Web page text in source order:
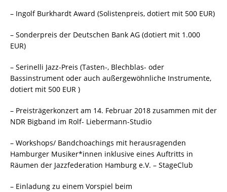
– Ingolf Burkhardt Award (Solistenpreis, dotiert mit 500 EUR)
– Sonderpreis der Deutschen Bank AG (dotiert mit 1.000
EUR)
– Serinelli Jazz-Preis (Tasten-, Blechblas- oder
Bassinstrument oder auch außergewöhnliche Instrumente,
dotiert mit 500 EUR )
– Preisträgerkonzert am 14. Februar 2018 zusammen mit der
NDR Bigband im Rolf- Liebermann-Studio
– Workshops/ Bandchoachings mit herausragenden
Hamburger Musiker*innen inklusive eines Auftritts in
Räumen der Jazzfederation Hamburg e.V. – StageClub
– Einladung zu einem Vorspiel beim